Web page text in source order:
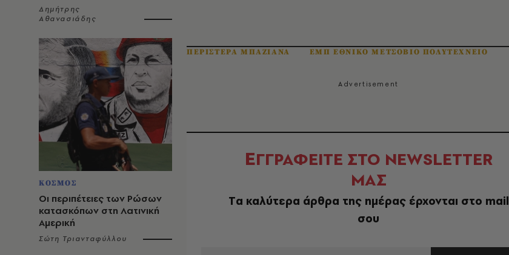
Δημήτρης
Αθανασιάδης
ΚΟΣΜΟΣ
Οι περιπέτειες των Ρώσων
κατασκόπων στη Λατινική
Αμερική
Σώτη Τριανταφύλλου
ΠΕΡΙΣΤΕΡΑ ΜΠΑΖΙΑΝΑ ΕΜΠ ΕΘΝΙΚΟ ΜΕΤΣΟΒΙΟ ΠΟΛΥΤΕΧΝΕΙΟ
ΕΓΓΡΑΦΕΙΤΕ ΣΤΟ NEWSLETTER
ΜΑΣ
Tα καλύτερα άρθρα της ημέρας έρχονται στο mail
σου